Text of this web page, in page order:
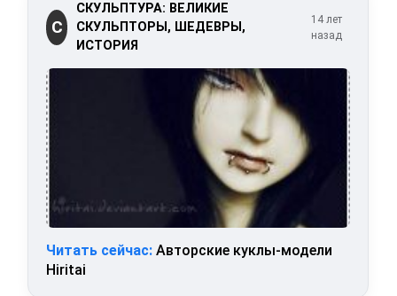
С
СКУЛЬПТУРА: ВЕЛИКИЕ
СКУЛЬПТОРЫ, ШЕДЕВРЫ,
ИСТОРИЯ
14 лет
назад
Читать сейчас: Авторские куклы-модели
Hiritai